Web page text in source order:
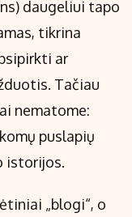
daugeliui tapo
tikrina
ar
Tačiau
nematome:
puslapių
istorijos.
„blogi“, o